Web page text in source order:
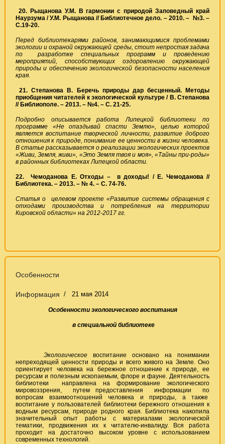
20. Рыщанова У.М. В гармонии с природой Заповедный край
Наурзума / У.М. Рыщанова // Библиотечное дело. – 2010. – №3. –
С.19-20.
Перед библиотекарями районов, занимающимися проблемами
экологии и охраной окружающей среды, стоит непростая задача
по разработке специальных программ и проведению
мероприятий, способствующих оздоровлению окружающей
природы и обеспечению экологической безопасности населения
края.
21. Степанова В. Беречь природы дар бесценный. Методы
приобщения читателей к экологической культуре / В. Степанова
// Библиополе. – 2013. – №4. – С. 21-25.
Подробно описывается работа Липецкой библиотеки по
программе «Не опаздывай спасти Землю», целью которой
является воспитание творческой личности, развитие доброго
отношения к природе, понимание ее ценности в жизни человека.
В статье рассказывается о реализации экологических проектов
«Живи, Земля, живи», «Это Земля твоя и моя», «Тайны при-роды»
в районных библиотеках Липецкой области.
22. Чемоданова Е. Отходы – в доходы! / Е. Чемоданова //
Библиотека. – 2013. – № 4. – С. 74-76.
Статья о целевом проекте «Развитие системы обращения с
отходами производства и потребления на территории
Кировской области» на 2012-2017 гг.
Особенности
Информация 21 мая 2014
Особенности экологического воспитания
в специальной библиотеке
Экологическое воспитание основано на понимании
непреходящей ценности природы и всего живого на Земле. Оно
ориентирует человека на бережное отношение к природе, ее
ресурсам и полезным ископаемым, флоре и фауне. Деятельность
библиотеки направлена на формирование экологического
мировоззрения, путем предоставления информации по
вопросам взаимоотношений человека и природы, а также
воспитание у пользователей библиотеки бережного отношения к
водным ресурсам, природе родного края. Библиотека накопила
значительный опыт работы с материалами экологической
тематики, продвижения их к читателю-инвалиду. Вся работа
проходит на достаточно высоком уровне с использованием
современных технологий.